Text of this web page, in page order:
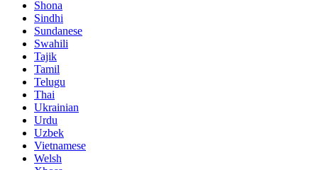
Shona
Sindhi
Sundanese
Swahili
Tajik
Tamil
Telugu
Thai
Ukrainian
Urdu
Uzbek
Vietnamese
Welsh